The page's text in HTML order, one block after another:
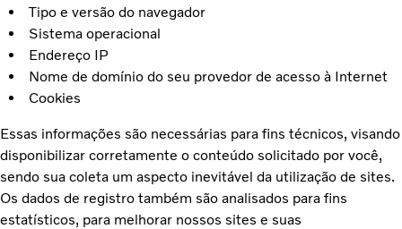
Tipo e versão do navegador
Sistema operacional
Endereço IP
Nome de domínio do seu provedor de acesso à Internet
Cookies
Essas informações são necessárias para fins técnicos, visando
disponibilizar corretamente o conteúdo solicitado por você,
sendo sua coleta um aspecto inevitável da utilização de sites.
Os dados de registro também são analisados para fins
estatísticos, para melhorar nossos sites e suas